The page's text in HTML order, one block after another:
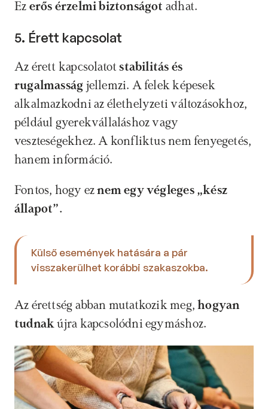
Ez erős érzelmi biztonságot adhat.
5. Érett kapcsolat
Az érett kapcsolatot stabilitás és
rugalmasság jellemzi. A felek képesek
alkalmazkodni az élethelyzeti változásokhoz,
például gyerekvállaláshoz vagy
veszteségekhez. A konfliktus nem fenyegetés,
hanem információ.
Fontos, hogy ez nem egy végleges „kész
állapot”.
Külső események hatására a pár
visszakerülhet korábbi szakaszokba.
Az érettség abban mutatkozik meg, hogyan
tudnak újra kapcsolódni egymáshoz.